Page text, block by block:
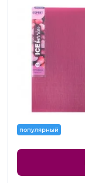
популярный